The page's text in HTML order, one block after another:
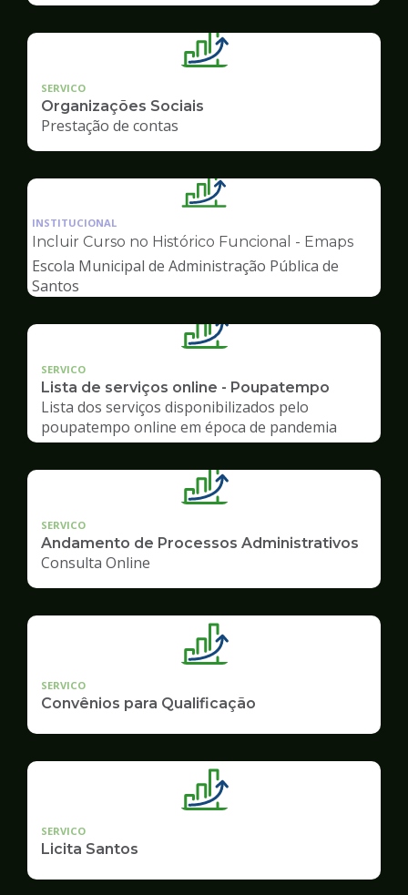
SERVICO
Organizações Sociais
Prestação de contas
Ilustração
pagina
de
Gestão
INSTITUCIONAL
Incluir Curso no Histórico Funcional - Emaps
Escola Municipal de Administração Pública de
Santos
SERVICO
Lista de serviços online - Poupatempo
Lista dos serviços disponibilizados pelo
poupatempo online em época de pandemia
SERVICO
Andamento de Processos Administrativos
Consulta Online
SERVICO
Convênios para Qualificação
SERVICO
Licita Santos